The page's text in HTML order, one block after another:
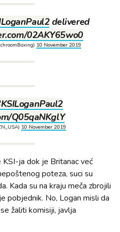
delivered
02AKY65wo0
10 November 2019
Q05qaNKglY
10 November 2019
ja dok je Britanac već
poteza, suci su
Kada su na kraju meča zbrojili
pobjednik. No, Logan misli da
žaliti komisiji, javlja